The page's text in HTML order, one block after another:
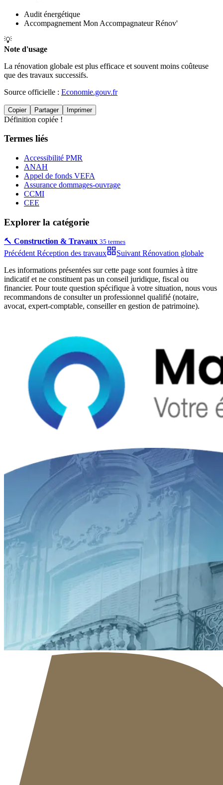
Audit énergétique
Accompagnement Mon Accompagnateur Rénov'
💡
Note d'usage
La rénovation globale est plus efficace et souvent moins coûteuse
que des travaux successifs.
Source officielle : Economie.gouv.fr
Copier Partager Imprimer
Définition copiée !
Termes liés
Accessibilité PMR
ANAH
Appel de fonds VEFA
Assurance dommages-ouvrage
CCMI
CEE
Explorer la catégorie
🔨 Construction & Travaux 35 termes
Précédent Réception des travaux Suivant Rénovation globale
Les informations présentées sur cette page sont fournies à titre
indicatif et ne constituent pas un conseil juridique, fiscal ou
financier. Pour toute question spécifique à votre situation, nous vous
recommandons de consulter un professionnel qualifié (notaire,
avocat, expert-comptable, conseiller en gestion de patrimoine).